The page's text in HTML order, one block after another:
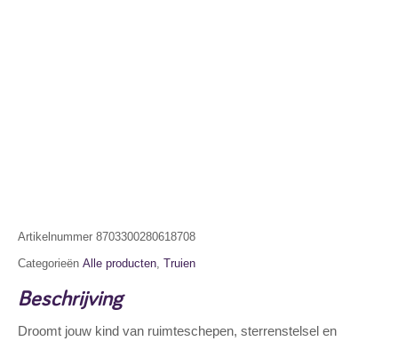
Artikelnummer 8703300280618708
Categorieën Alle producten, Truien
Beschrijving
Droomt jouw kind van ruimteschepen, sterrenstelsel en